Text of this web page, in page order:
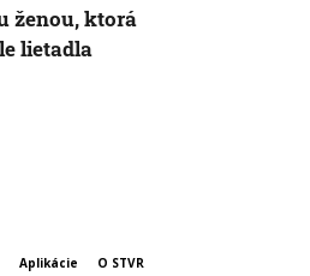
ženou, ktorá
lietadla
Aplikácie O STVR